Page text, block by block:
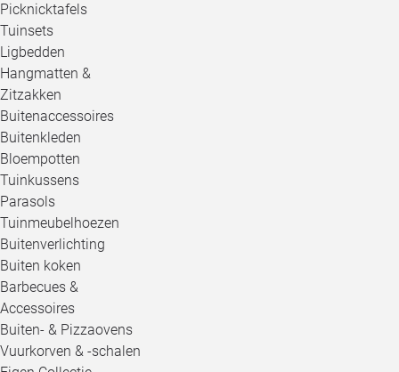
Picknicktafels
Tuinsets
Ligbedden
Hangmatten &
Zitzakken
Buitenaccessoires
Buitenkleden
Bloempotten
Tuinkussens
Parasols
Tuinmeubelhoezen
Buitenverlichting
Buiten koken
Barbecues &
Accessoires
Buiten- & Pizzaovens
Vuurkorven & -schalen